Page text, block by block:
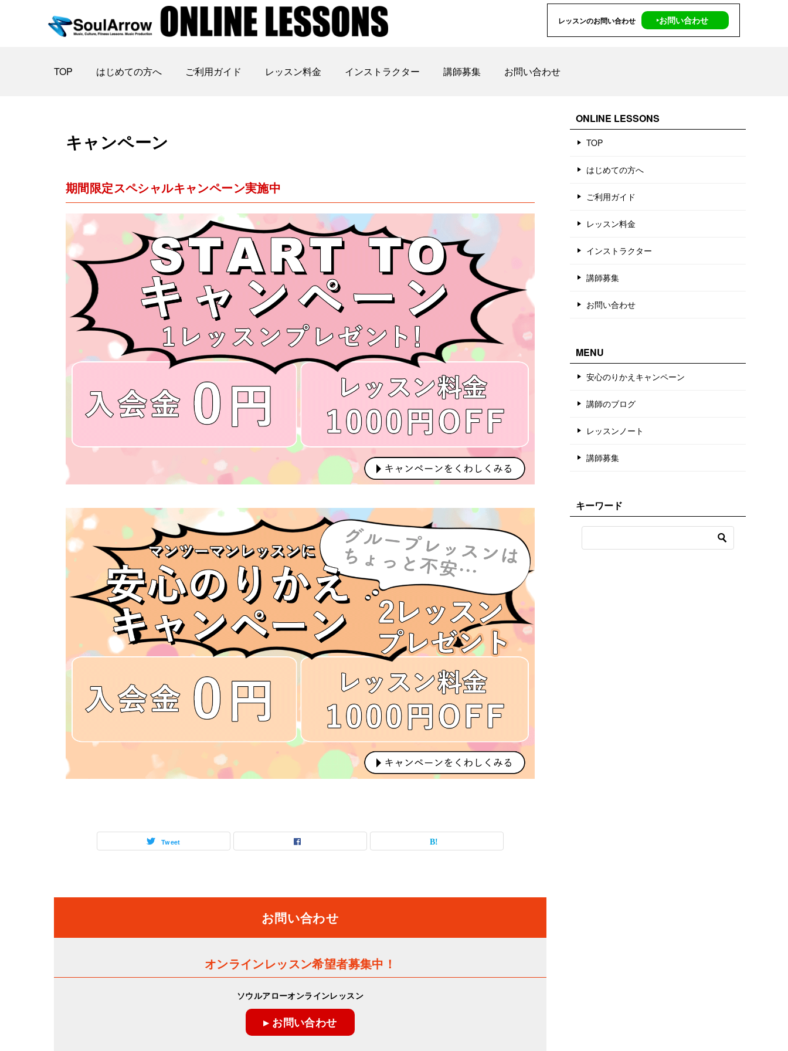
レッスンのお問い合わせ ‣お問い合わせ
TOP はじめての方へ ご利用ガイド レッスン料金 インストラクター 講師募集 お問い合わせ
キャンペーン
期間限定スペシャルキャンペーン実施中
Tweet
お問い合わせ
オンラインレッスン希望者募集中！
ソウルアローオンラインレッスン
▸ お問い合わせ
ONLINE LESSONS
TOP
はじめての方へ
ご利用ガイド
レッスン料金
インストラクター
講師募集
お問い合わせ
MENU
安心のりかえキャンペーン
講師のブログ
レッスンノート
講師募集
キーワード